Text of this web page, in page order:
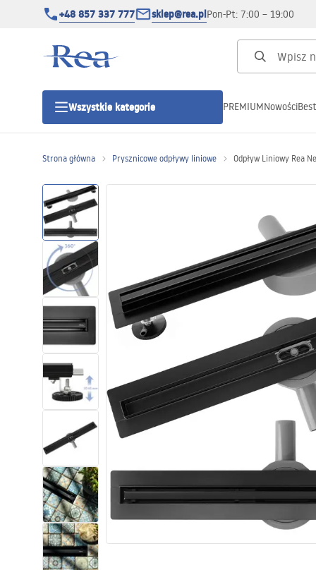
+48 857 337 777 sklep@rea.plPon-Pt: 7:00 – 19:00
Wszystkie kategorie
Kategorie produktowe
Kabiny prysznicowe
Drzwi prysznicowe
Brodziki prysznicowe
Odpływy liniowe
Toalety, ubikacje
Umywalki
Wanny i parawany
Baterie
Natryski
Kuchnia
PREMIUMNowości
Strona główna Prysznicowe odpływy liniowe Odpływ Liniowy Rea